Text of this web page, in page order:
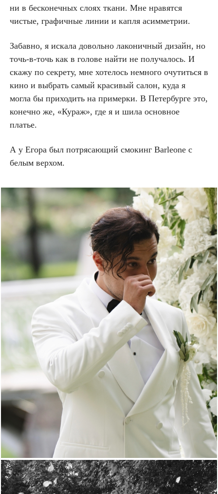
ни в бесконечных слоях ткани. Мне нравятся
чистые, графичные линии и капля асимметрии.
Забавно, я искала довольно лаконичный дизайн, но
точь-в-точь как в голове найти не получалось. И
скажу по секрету, мне хотелось немного очутиться в
кино и выбрать самый красивый салон, куда я
могла бы приходить на примерки. В Петербурге это,
конечно же, «Кураж», где я и шила основное
платье.
А у Егора был потрясающий смокинг Barleone с
белым верхом.